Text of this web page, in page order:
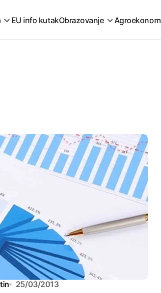
EU info kutakObrazovanje
25/03/2013